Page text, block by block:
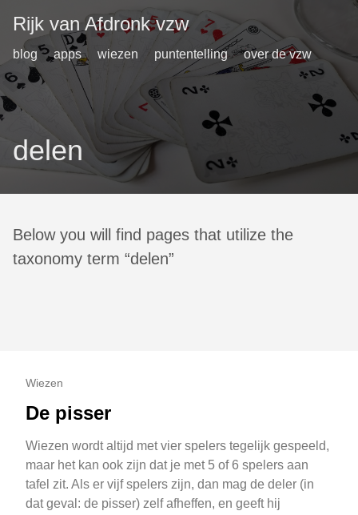
Rijk van Afdronk vzw
blog apps wiezen puntentelling over de vzw
delen
Below you will find pages that utilize the
taxonomy term “delen”
Wiezen
De pisser
Wiezen wordt altijd met vier spelers tegelijk gespeeld,
maar het kan ook zijn dat je met 5 of 6 spelers aan
tafel zit. Als er vijf spelers zijn, dan mag de deler (in
dat geval: de pisser) zelf afheffen, en geeft hij